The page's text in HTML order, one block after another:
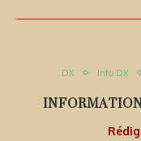
DX Info DX